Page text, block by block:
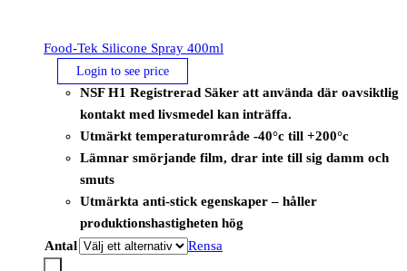
Food-Tek Silicone Spray 400ml
Login to see price
NSF H1 Registrerad Säker att använda där oavsiktlig
kontakt med livsmedel kan inträffa.
Utmärkt temperaturområde -40°c till +200°c
Lämnar smörjande film, drar inte till sig damm och
smuts
Utmärkta anti-stick egenskaper – håller
produktionshastigheten hög
Antal
Rensa